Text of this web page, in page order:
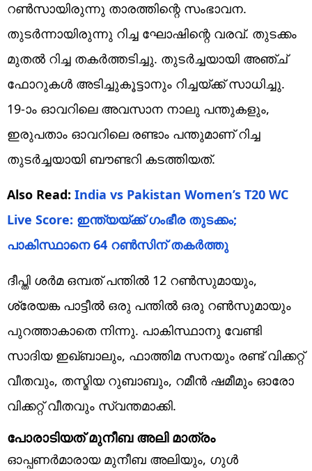
റണ്‍സായിരുന്നു താരത്തിന്റെ സംഭാവന.
തുടര്‍ന്നായിരുന്നു റിച്ച ഘോഷിന്റെ വരവ്. തുടക്കം
മുതല്‍ റിച്ച തകര്‍ത്തടിച്ചു. തുടര്‍ച്ചയായി അഞ്ച്
ഫോറുകള്‍ അടിച്ചുകൂട്ടാനും റിച്ചയ്ക്ക് സാധിച്ചു.
19-ാം ഓവറിലെ അവസാന നാലു പന്തുകളും,
ഇരുപതാം ഓവറിലെ രണ്ടാം പന്തുമാണ് റിച്ച
തുടര്‍ച്ചയായി ബൗണ്ടറി കടത്തിയത്.
Also Read: India vs Pakistan Women’s T20 WC
Live Score: ഇന്ത്യയ്ക്ക് ഗംഭീര തുടക്കം;
പാകിസ്ഥാനെ 64 റണ്‍സിന് തകര്‍ത്തു
ദീപ്തി ശര്‍മ ഒമ്പത് പന്തില്‍ 12 റണ്‍സുമായും,
ശ്രേയങ്ക പാട്ടീല്‍ ഒരു പന്തില്‍ ഒരു റണ്‍സുമായും
പുറത്താകാതെ നിന്നു. പാകിസ്ഥാനു വേണ്ടി
സാദിയ ഇഖ്ബാലും, ഫാത്തിമ സനയും രണ്ട് വിക്കറ്റ്
വീതവും, തസ്മിയ റുബാബും, റമീന്‍ ഷമീമും ഓരോ
വിക്കറ്റ് വീതവും സ്വന്തമാക്കി.
പോരാടിയത് മുനീബ അലി മാത്രം
ഓപ്പണര്‍മാരായ മുനീബ അലിയും, ഗുള്‍